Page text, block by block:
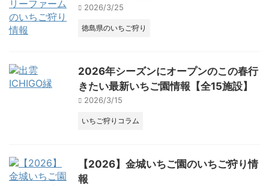
2026/3/25
徳島県のいちご狩り
2026年シーズンにオープンのこの春行
きたい最新いちご園情報【全15施設】
2026/3/15
いちご狩りコラム
【2026】金城いちご園のいちご狩り情
報